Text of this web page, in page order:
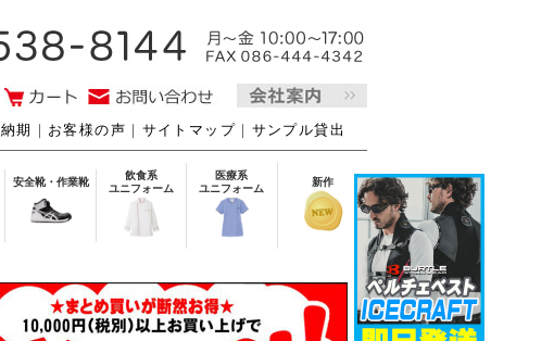
納期 ｜ お客様の声 ｜ サイトマップ ｜ サンプル貸出
安全靴・作業靴
飲食系
ユニフォーム
医療系
ユニフォーム
新作